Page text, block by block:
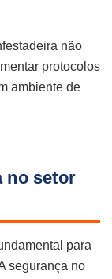
não
protocolos
ambiente de
no setor
para
segurança no